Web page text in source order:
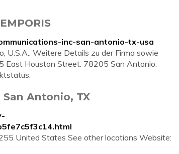
inc-san-antonio-tx-usa
U.S.A.. Weitere Details zu der Firma sowie
East Houston Street. 78205 San Antonio.
Antonio, TX
United States See other locations Website: